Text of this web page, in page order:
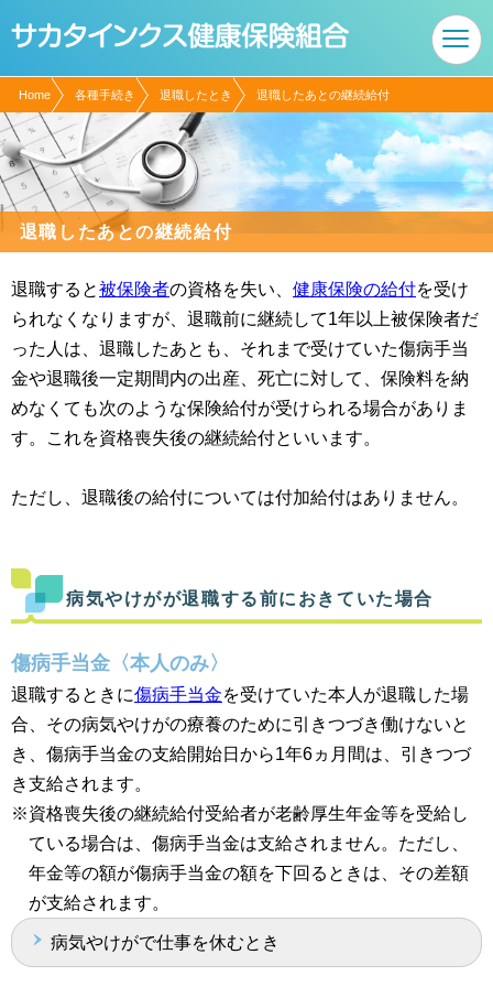
Home 各種手続き 退職したとき 退職したあとの継続給付
退職したあとの継続給付
退職すると被保険者の資格を失い、 健康保険の給付を受け
られなくなりますが、退職前に継続して1年以上被保険者だ
った人は、退職したあとも、それまで受けていた傷病手当
金や退職後一定期間内の出産、死亡に対して、保険料を納
めなくても次のような保険給付が受けられる場合がありま
す。これを資格喪失後の継続給付といいます。
ただし、退職後の給付については付加給付はありません。
病気やけがが退職する前におきていた場合
傷病手当金〈本人のみ〉
退職するときに傷病手当金を受けていた本人が退職した場
合、その病気やけがの療養のために引きつづき働けないと
き、傷病手当金の支給開始日から1年6ヵ月間は、引きつづ
き支給されます。
※資格喪失後の継続給付受給者が老齢厚生年金等を受給し
ている場合は、傷病手当金は支給されません。ただし、
年金等の額が傷病手当金の額を下回るときは、その差額
が支給されます。
病気やけがで仕事を休むとき